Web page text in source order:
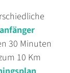
30 Minuten
10 Km